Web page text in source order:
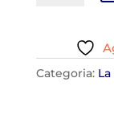
Categoria: